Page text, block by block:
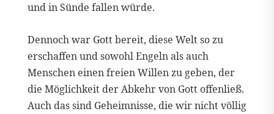
und in Sünde fallen würde.
Dennoch war Gott bereit, diese Welt so zu
erschaffen und sowohl Engeln als auch
Menschen einen freien Willen zu geben, der
die Möglichkeit der Abkehr von Gott offenließ.
Auch das sind Geheimnisse, die wir nicht völlig